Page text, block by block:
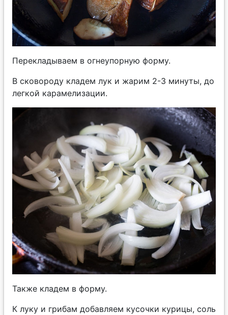
Перекладываем в огнеупорную форму.
В сковороду кладем лук и жарим 2-3 минуты, до
легкой карамелизации.
Также кладем в форму.
К луку и грибам добавляем кусочки курицы, соль